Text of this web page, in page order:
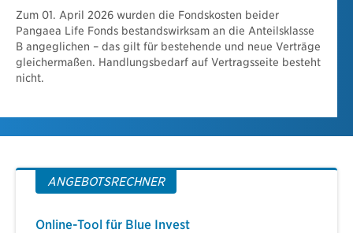
Zum 01. April 2026 wurden die Fondskosten beider
Pangaea Life Fonds bestandswirksam an die Anteilsklasse
B angeglichen – das gilt für bestehende und neue Verträge
gleichermaßen. Handlungsbedarf auf Vertragsseite besteht
nicht.
ANGEBOTSRECHNER
Online-Tool für Blue Invest